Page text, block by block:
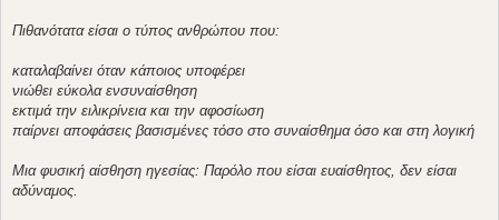
Πιθανότατα είσαι ο τύπος ανθρώπου που:
καταλαβαίνει όταν κάποιος υποφέρει
νιώθει εύκολα ενσυναίσθηση
εκτιμά την ειλικρίνεια και την αφοσίωση
παίρνει αποφάσεις βασισμένες τόσο στο συναίσθημα όσο και στη λογική
Μια φυσική αίσθηση ηγεσίας: Παρόλο που είσαι ευαίσθητος, δεν είσαι
αδύναμος.